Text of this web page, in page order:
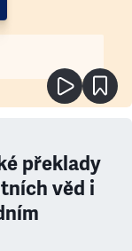
překlady
věd i